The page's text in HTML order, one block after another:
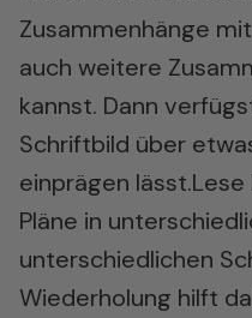
Zusammenhänge
auch weitere
kannst. Dann
Schriftbild über
einprägen
Pläne in
unterschiedlichen
Wiederholung hilft